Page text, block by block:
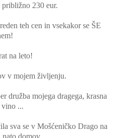
približno 230 eur.
teh cen in vsekakor se ŠE
na leto!
v mojem življenju.
družba mojega dragega, krasna
vino ...
sva se v Mošćeničko Drago na
domov.